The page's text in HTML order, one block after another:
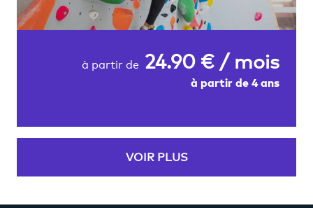
à partir de 24.90 € / mois
à partir de 4 ans
VOIR PLUS